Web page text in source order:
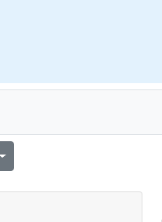
Alternar menú desplegable